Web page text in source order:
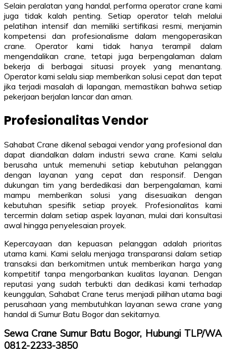
Selain peralatan yang handal, performa operator crane kami
juga tidak kalah penting. Setiap operator telah melalui
pelatihan intensif dan memiliki sertifikasi resmi, menjamin
kompetensi dan profesionalisme dalam mengoperasikan
crane. Operator kami tidak hanya terampil dalam
mengendalikan crane, tetapi juga berpengalaman dalam
bekerja di berbagai situasi proyek yang menantang.
Operator kami selalu siap memberikan solusi cepat dan tepat
jika terjadi masalah di lapangan, memastikan bahwa setiap
pekerjaan berjalan lancar dan aman.
Profesionalitas Vendor
Sahabat Crane dikenal sebagai vendor yang profesional dan
dapat diandalkan dalam industri sewa crane. Kami selalu
berusaha untuk memenuhi setiap kebutuhan pelanggan
dengan layanan yang cepat dan responsif. Dengan
dukungan tim yang berdedikasi dan berpengalaman, kami
mampu memberikan solusi yang disesuaikan dengan
kebutuhan spesifik setiap proyek. Profesionalitas kami
tercermin dalam setiap aspek layanan, mulai dari konsultasi
awal hingga penyelesaian proyek.
Kepercayaan dan kepuasan pelanggan adalah prioritas
utama kami. Kami selalu menjaga transparansi dalam setiap
transaksi dan berkomitmen untuk memberikan harga yang
kompetitif tanpa mengorbankan kualitas layanan. Dengan
reputasi yang sudah terbukti dan dedikasi kami terhadap
keunggulan, Sahabat Crane terus menjadi pilihan utama bagi
perusahaan yang membutuhkan layanan sewa crane yang
handal di Sumur Batu Bogor dan sekitarnya.
Sewa Crane Sumur Batu Bogor, Hubungi TLP/WA
0812-2233-3850